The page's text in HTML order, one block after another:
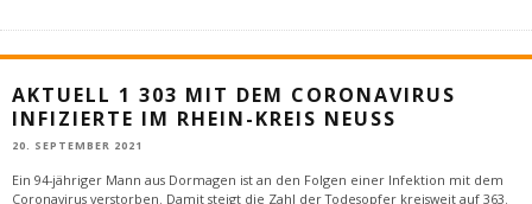
AKTUELL 1 303 MIT DEM CORONAVIRUS
INFIZIERTE IM RHEIN-KREIS NEUSS
20. SEPTEMBER 2021
Ein 94-jähriger Mann aus Dormagen ist an den Folgen einer Infektion mit dem
Coronavirus verstorben. Damit steigt die Zahl der Todesopfer kreisweit auf 363.